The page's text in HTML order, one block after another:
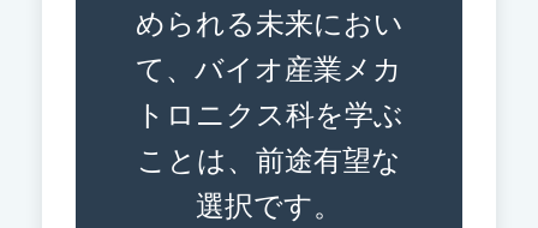
められる未来におい
て、バイオ産業メカ
トロニクス科を学ぶ
ことは、前途有望な
選択です。